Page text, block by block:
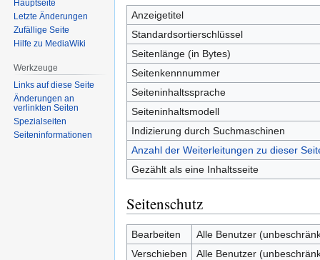
springen
springen
Anzeigetitel
Standardsortierschlüssel
Seitenlänge (in Bytes)
Seitenkennnummer
Seiteninhaltssprache
Seiteninhaltsmodell
Indizierung durch Suchmaschinen
Anzahl der Weiterleitungen zu dieser
Gezählt als eine Inhaltsseite
Seitenschutz
Bearbeiten
Alle Benutzer
Verschieben
Alle Benutzer
Hauptseite
Letzte Änderungen
Zufällige Seite
Hilfe zu MediaWiki
Werkzeuge
Links auf diese Seite
Änderungen an
verlinkten Seiten
Spezialseiten
Seiten­informationen